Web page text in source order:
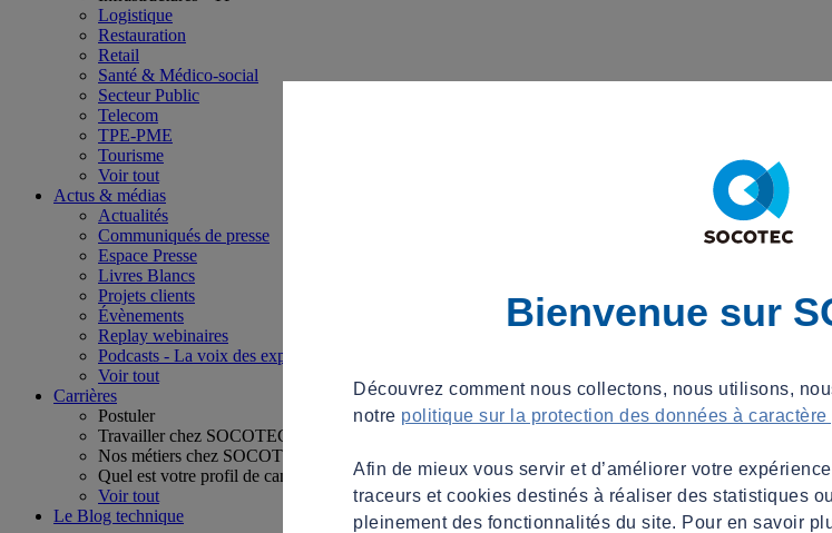
Logistique
Restauration
Retail
Santé & Médico-social
Secteur Public
Telecom
TPE-PME
Tourisme
Voir tout
Actus & médias
Actualités
Communiqués de presse
Espace Presse
Livres Blancs
Projets clients
Évènements
Replay webinaires
Podcasts - La voix des experts
Voir tout
Carrières
Postuler
Travailler chez SOCOTEC
Nos métiers chez SOCOTEC
Quel est votre profil de candidat ?
Voir tout
Le Blog technique
Bienvenue sur
Découvrez comment nous collectons, nous utilisons,
notre politique sur la protection des données à caractère
Afin de mieux vous servir et d’améliorer votre
traceurs et cookies destinés à réaliser des statistiques
pleinement des fonctionnalités du site. Pour en savoir